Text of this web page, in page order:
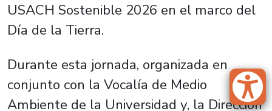
USACH Sostenible 2026 en el marco del
Día de la Tierra.
Durante esta jornada, organizada en
conjunto con la Vocalía de Medio
Ambiente de la Universidad y, la Dirección